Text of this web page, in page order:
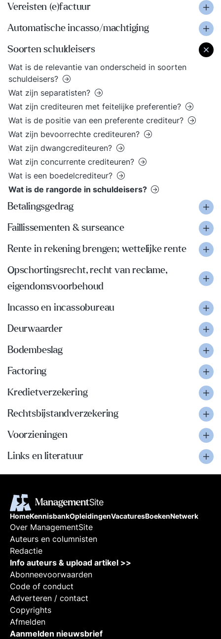
Vereisten (e)factuur
Automatische incasso/machtiging
Soorten schuldeisers
Wat is de relevantie van onderscheid in soorten
schuldeisers?
Wat zijn separatisten?
Wat zijn crediteuren met feitelijke preferentie?
Wat is de positie van een preferente crediteur?
Wat zijn bevoorrechte crediteuren?
Wat zijn dwangcrediteuren?
Wat zijn concurrente crediteuren?
Wat is een boedelcrediteur?
Wat is de rangorde in schuldeisers?
Betalingsgedrag
Faillissementen & surseance
Rente in rekening brengen; wettelijke rente
Opschortingsrecht, recht van reclame,
eigendomsvoorbehoud
Incasso en incassobureau
Deurwaarder
Bodembeslag
Factoring
Kredietverzekering
Rechtsbijstandverzekering
Voorzieningen
Links en literatuur
HomeKennisbankOpleidingenVacaturesBoekenNetwerk
Over ManagementSite
Auteurs en columnisten
Redactie
Info auteurs & upload artikel >>
Abonneevoorwaarden
Code of conduct
Adverteren / contact
Copyrights
Afmelden
Aanmelden nieuwsbrief